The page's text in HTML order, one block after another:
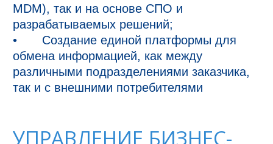
MDM), так и на основе СПО и
разрабатываемых решений;
•	Создание единой платформы для
обмена информацией, как между
различными подразделениями заказчика,
УПРАВЛЕНИЕ БИЗНЕС-